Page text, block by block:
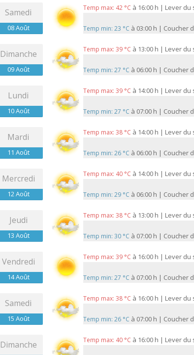
Samedi
08 Août
Temp max: 42 °C à 16:00 h | Lever du
Temp min: 23 °C à 03:00 h | Coucher
Dimanche
09 Août
Temp max: 39 °C à 13:00 h | Lever du
Temp min: 27 °C à 06:00 h | Coucher
Lundi
10 Août
Temp max: 39 °C à 14:00 h | Lever du
Temp min: 27 °C à 07:00 h | Coucher
Mardi
11 Août
Temp max: 38 °C à 14:00 h | Lever du
Temp min: 26 °C à 06:00 h | Coucher
Mercredi
12 Août
Temp max: 40 °C à 14:00 h | Lever du
Temp min: 29 °C à 06:00 h | Coucher
Jeudi
13 Août
Temp max: 38 °C à 13:00 h | Lever du
Temp min: 30 °C à 07:00 h | Coucher
Vendredi
14 Août
Temp max: 39 °C à 16:00 h | Lever du
Temp min: 27 °C à 07:00 h | Coucher
Samedi
15 Août
Temp max: 38 °C à 16:00 h | Lever du
Temp min: 26 °C à 07:00 h | Coucher
Dimanche Temp max: 40 °C à 16:00 h | Lever du